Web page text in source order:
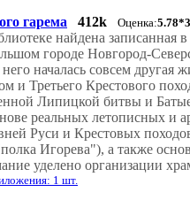
гарема 412k Оценка:
найдена записанная
городе Новгород-
началась совсем другая
и Третьего Крестового
Липицкой битвы и
реальных летописных и
Руси и Крестовых
Игорева"), а также
уделено организации
1 шт.